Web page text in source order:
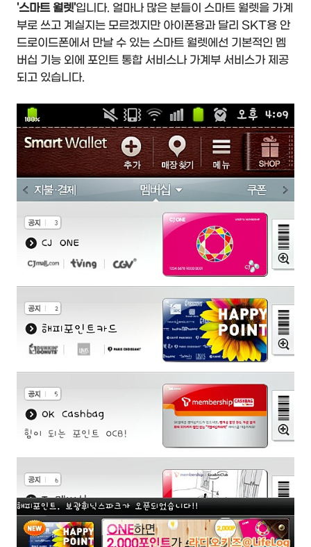
'스마트 월렛'입니다. 얼마나 많은 분들이 스마트 월렛을 가계
부로 쓰고 계실지는 모르겠지만 아이폰용과 달리 SKT용 안
드로이드폰에서 만날 수 있는 스마트 월렛에선 기본적인 멤
버십 기능 외에 포인트 통합 서비스나 가계부 서비스가 제공
되고 있습니다.